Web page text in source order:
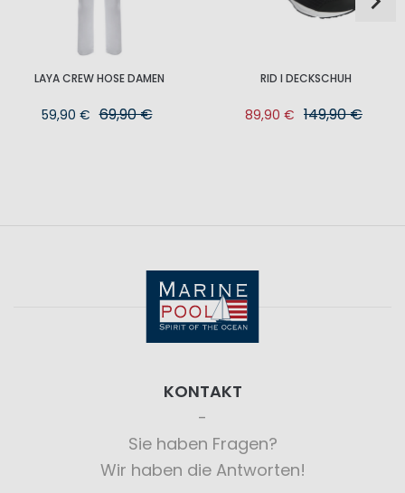
LAYA CREW HOSE DAMEN
59,90 € 69,90 €
RID I DECKSCHUH
89,90 € 149,90 €
KONTAKT
Sie haben Fragen?
Wir haben die Antworten!